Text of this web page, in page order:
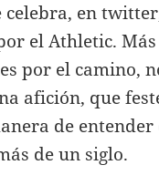
en
el Athletic.
por el camino,
afición, que
de
de un siglo.